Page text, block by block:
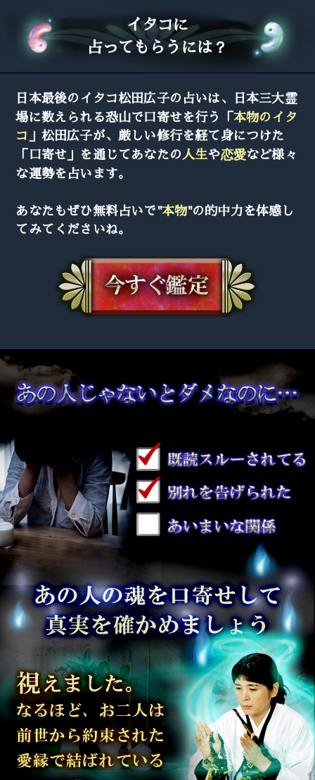
イタコに
占ってもらうには？
日本最後のイタコ松田広子の占いは、日本三大霊
場に数えられる恐山で口寄せを行う「本物のイタ
コ 」松田広子が、厳しい修行を経て身につけた
「口寄せ」を通じてあなたの人生や恋愛など様々
な運勢を占います。
あなたもぜひ無料占いで"本物"の的中力を体感し
てみてくださいね。